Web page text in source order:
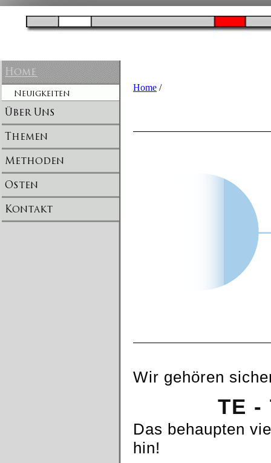
Home /
Wir gehören
TE -
Das behaupten
hin!